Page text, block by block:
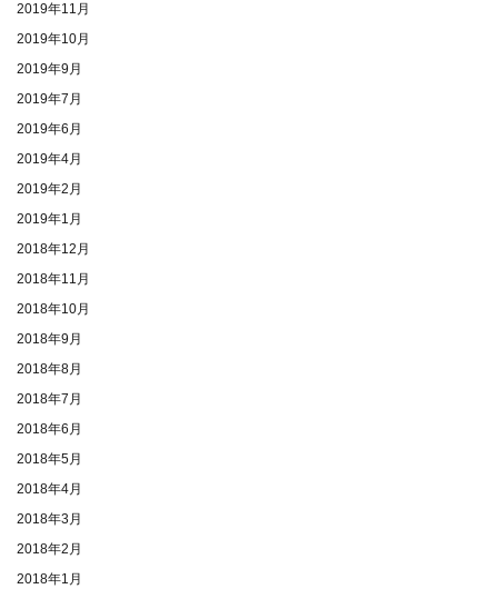
2019年11月
2019年10月
2019年9月
2019年7月
2019年6月
2019年4月
2019年2月
2019年1月
2018年12月
2018年11月
2018年10月
2018年9月
2018年8月
2018年7月
2018年6月
2018年5月
2018年4月
2018年3月
2018年2月
2018年1月